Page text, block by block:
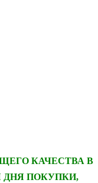
КАЧЕСТВА В
ДНЯ ПОКУПКИ,